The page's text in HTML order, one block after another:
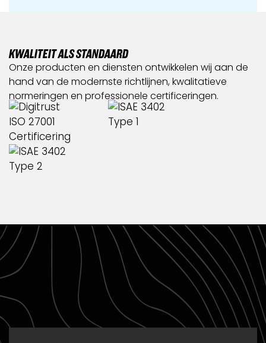
KWALITEIT ALS STANDAARD
Onze producten en diensten ontwikkelen wij aan de
hand van de modernste richtlijnen, kwalitatieve
normeringen en professionele certificeringen.